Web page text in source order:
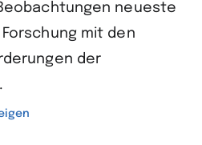
neueste
mit den
der